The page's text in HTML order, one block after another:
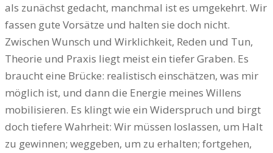
als zunächst gedacht, manchmal ist es umgekehrt. Wir
fassen gute Vorsätze und halten sie doch nicht.
Zwischen Wunsch und Wirklichkeit, Reden und Tun,
Theorie und Praxis liegt meist ein tiefer Graben. Es
braucht eine Brücke: realistisch einschätzen, was mir
möglich ist, und dann die Energie meines Willens
mobilisieren. Es klingt wie ein Widerspruch und birgt
doch tiefere Wahrheit: Wir müssen loslassen, um Halt
zu gewinnen; weggeben, um zu erhalten; fortgehen,